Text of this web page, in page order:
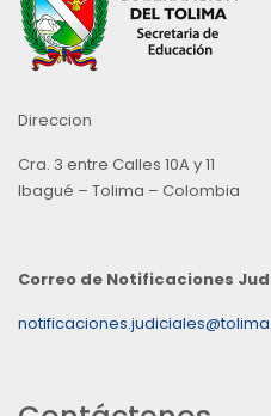
Direccion
Cra. 3 entre Calles 10A y 11
Ibagué – Tolima – Colombia
Correo de Notificaciones